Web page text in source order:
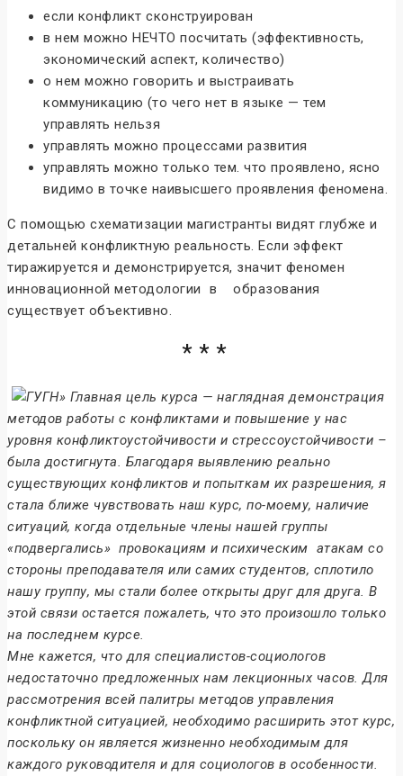
если конфликт сконструирован
в нем можно НЕЧТО посчитать (эффективность,
экономический аспект, количество)
о нем можно говорить и выстраивать
коммуникацию (то чего нет в языке — тем
управлять нельзя
управлять можно процессами развития
управлять можно только тем. что проявлено, ясно
видимо в точке наивысшего проявления феномена.
С помощью схематизации магистранты видят глубже и
детальней конфликтную реальность. Если эффект
тиражируется и демонстрируется, значит феномен
инновационной методологии в образования
существует объективно.
* * *
» Главная цель курса — наглядная демонстрация
методов работы с конфликтами и повышение у нас
уровня конфликтоустойчивости и стрессоустойчивости –
была достигнута. Благодаря выявлению реально
существующих конфликтов и попыткам их разрешения, я
стала ближе чувствовать наш курс, по-моему, наличие
ситуаций, когда отдельные члены нашей группы
«подвергались» провокациям и психическим атакам со
стороны преподавателя или самих студентов, сплотило
нашу группу, мы стали более открыты друг для друга. В
этой связи остается пожалеть, что это произошло только
на последнем курсе.
Мне кажется, что для специалистов-социологов
недостаточно предложенных нам лекционных часов. Для
рассмотрения всей палитры методов управления
конфликтной ситуацией, необходимо расширить этот курс,
поскольку он является жизненно необходимым для
каждого руководителя и для социологов в особенности.